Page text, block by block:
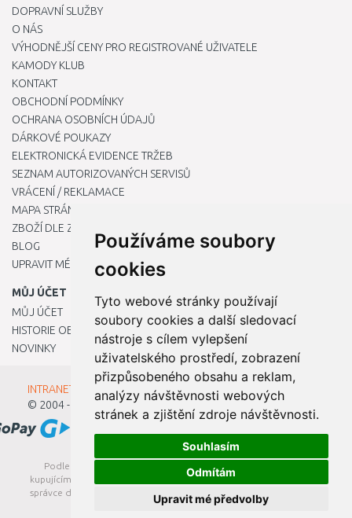
Používáme soubory
cookies
Tyto webové stránky používají
soubory cookies a další sledovací
nástroje s cílem vylepšení
uživatelského prostředí, zobrazení
přizpůsobeného obsahu a reklam,
analýzy návštěvnosti webových
stránek a zjištění zdroje návštěvnosti.
Souhlasím
Odmítám
Upravit mé předvolby
DOPRAVNÍ SLUŽBY
O NÁS
VÝHODNĚJŠÍ CENY PRO REGISTROVANÉ UŽIVATELE
KAMODY KLUB
KONTAKT
OBCHODNÍ PODMÍNKY
OCHRANA OSOBNÍCH ÚDAJŮ
DÁRKOVÉ POUKAZY
ELEKTRONICKÁ EVIDENCE TRŽEB
SEZNAM AUTORIZOVANÝCH SERVISŮ
VRÁCENÍ / REKLAMACE
MAPA STRÁNKY
ZBOŽÍ DLE ZNAČEK
BLOG
UPRAVIT MÉ PŘEDVOLBY COOKIES
MŮJ ÚČET
MŮJ ÚČET
HISTORIE OBJEDNÁVEK
NOVINKY
INTRANET - Přihlášení pro zaměstnance
© 2004 - 2026
Kamody s.r.o.
Podle zákona o evidenci tržeb je prodávající povinen vystavit
kupujícímu účtenku. Zároveň je povinen zaevidovat přijatou tržbu u
správce daně online; v případě technického výpadku pak nejpozději
do 48 hodin.